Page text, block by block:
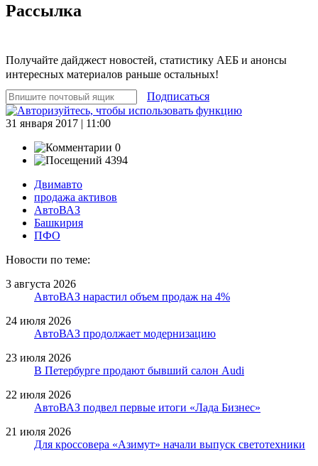
Рассылка
Получайте дайджест новостей, статистику АЕБ и анонсы
интересных материалов раньше остальных!
Подписаться
31 января 2017 | 11:00
0
4394
Двимавто
продажа активов
АвтоВАЗ
Башкирия
ПФО
Новости по теме:
3 августа 2026
АвтоВАЗ нарастил объем продаж на 4%
24 июля 2026
АвтоВАЗ продолжает модернизацию
23 июля 2026
В Петербурге продают бывший салон Audi
22 июля 2026
АвтоВАЗ подвел первые итоги «Лада Бизнес»
21 июля 2026
Для кроссовера «Азимут» начали выпуск светотехники